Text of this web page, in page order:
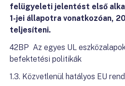
felügyeleti jelentést első
1-jei állapotra vonatkozóan,
teljesíteni.
42BP Az egyes UL
befektetési politikák
1.3. Közvetlenül hatályos EU